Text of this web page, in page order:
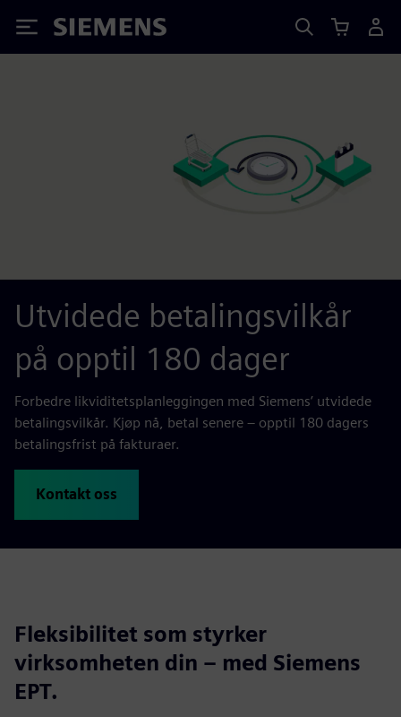
Siemens
Utvidede betalingsvilkår
på opptil 180 dager
Forbedre likviditetsplanleggingen med Siemens’ utvidede
betalingsvilkår. Kjøp nå, betal senere – opptil 180 dagers
betalingsfrist på fakturaer.
Kontakt oss
Fleksibilitet som styrker
virksomheten din – med Siemens
EPT.